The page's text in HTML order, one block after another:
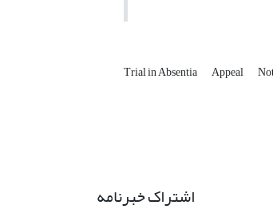
Trial in Absentia Appeal
اشتراک خبرنامه